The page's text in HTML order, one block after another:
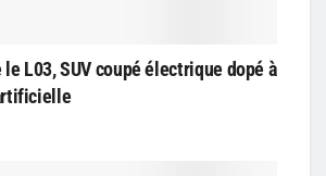
le L03, SUV coupé électrique dopé à